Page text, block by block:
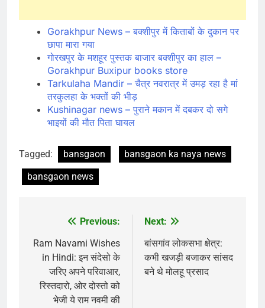
Gorakhpur News – बक्शीपुर में किताबों के दुकान पर
छापा मारा गया
गोरखपुर के मशहूर पुस्तक बाजार बक्शीपुर का हाल –
Gorakhpur Buxipur books store
Tarkulaha Mandir – चैत्र नवरात्र में उमड़ रहा है मां
तरकुलहा के भक्तों की भीड़
Kushinagar news – पुराने मकान में दबकर दो सगे
भाइयों की मौत पिता घायल
Tagged: bansgaon
bansgaon ka naya news
bansgaon news
navigation
Previous:
Ram Navami Wishes
in Hindi: इन संदेसो के
जरिए अपने परिवाआर,
रिस्तदारो, ओर दोस्तो को
भेजी ये राम नवमी की
Next:
बांसगांव लोकसभा क्षेत्र:
कभी खजड़ी बजाकर सांसद
बने थे मोलहू प्रसाद